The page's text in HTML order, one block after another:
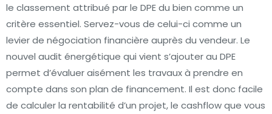
le classement attribué par le DPE du bien comme un
critère essentiel. Servez-vous de celui-ci comme un
levier de négociation financière auprès du vendeur. Le
nouvel audit énergétique qui vient s’ajouter au DPE
permet d’évaluer aisément les travaux à prendre en
compte dans son plan de financement. Il est donc facile
de calculer la rentabilité d’un projet, le cashflow que vous